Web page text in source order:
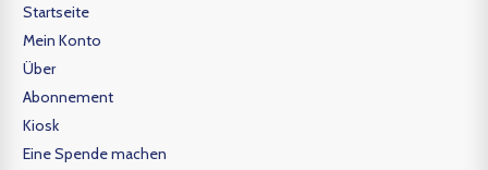
Startseite
Mein Konto
Über
Abonnement
Kiosk
Eine Spende machen